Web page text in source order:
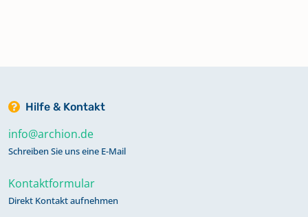
Hilfe & Kontakt
info@archion.de
Schreiben Sie uns eine E-Mail
Kontaktformular
Direkt Kontakt aufnehmen